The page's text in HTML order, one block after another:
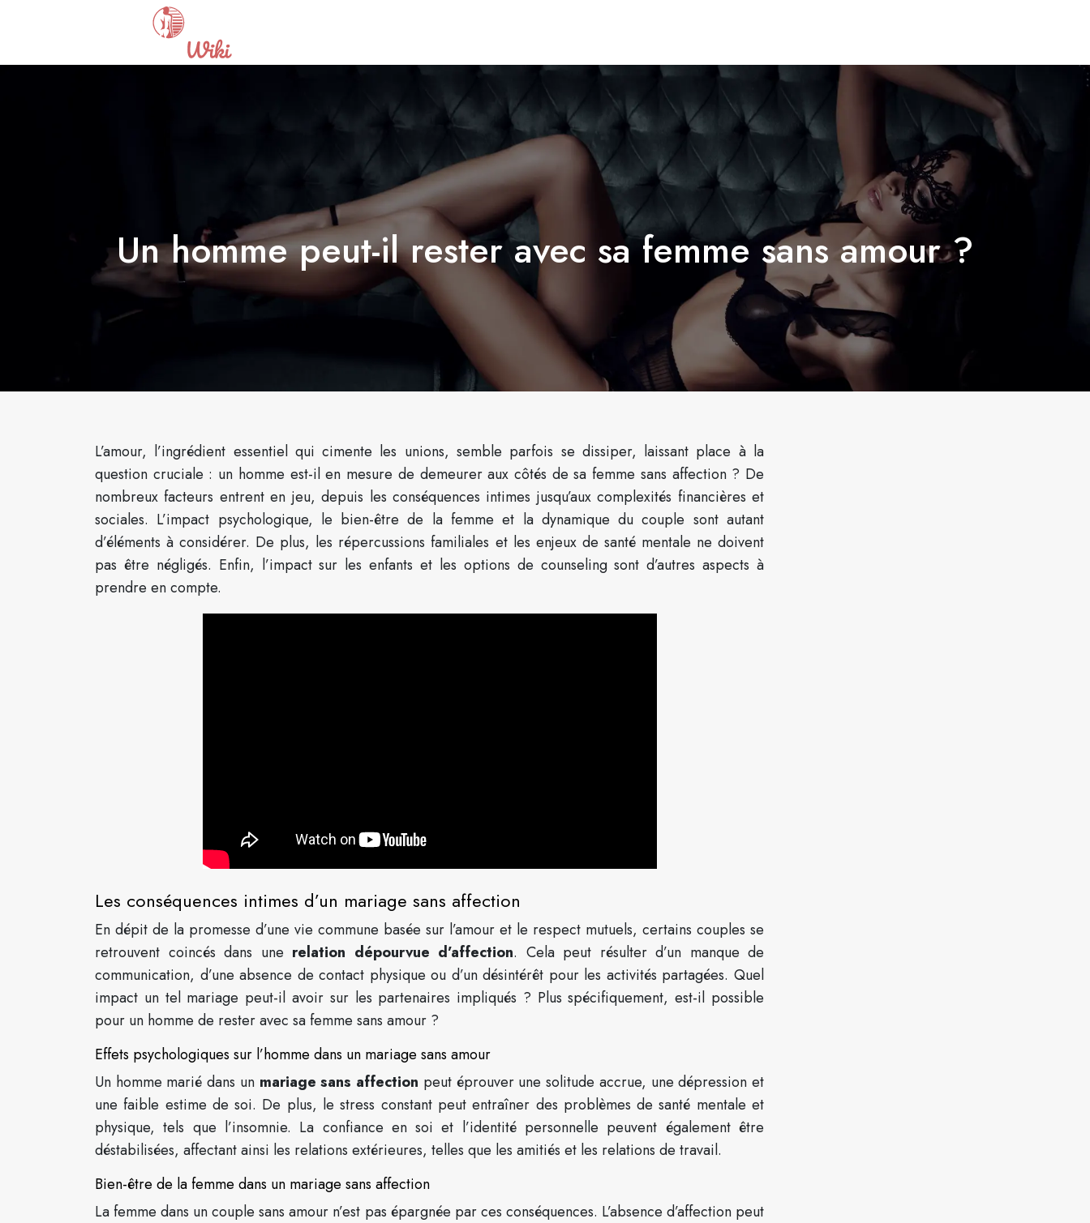
Un homme peut-il rester avec sa femme sans amour ?
L’amour, l’ingrédient essentiel qui cimente les unions, semble parfois se dissiper, laissant place à la
question cruciale : un homme est-il en mesure de demeurer aux côtés de sa femme sans affection ? De
nombreux facteurs entrent en jeu, depuis les conséquences intimes jusqu’aux complexités financières et
sociales. L’impact psychologique, le bien-être de la femme et la dynamique du couple sont autant
d’éléments à considérer. De plus, les répercussions familiales et les enjeux de santé mentale ne doivent
pas être négligés. Enfin, l’impact sur les enfants et les options de counseling sont d’autres aspects à
prendre en compte.
Les conséquences intimes d’un mariage sans affection
En dépit de la promesse d’une vie commune basée sur l’amour et le respect mutuels, certains couples se
retrouvent coincés dans une relation dépourvue d’affection. Cela peut résulter d’un manque de
communication, d’une absence de contact physique ou d’un désintérêt pour les activités partagées. Quel
impact un tel mariage peut-il avoir sur les partenaires impliqués ? Plus spécifiquement, est-il possible
pour un homme de rester avec sa femme sans amour ?
Effets psychologiques sur l’homme dans un mariage sans amour
Un homme marié dans un mariage sans affection peut éprouver une solitude accrue, une dépression et
une faible estime de soi. De plus, le stress constant peut entraîner des problèmes de santé mentale et
physique, tels que l’insomnie. La confiance en soi et l’identité personnelle peuvent également être
déstabilisées, affectant ainsi les relations extérieures, telles que les amitiés et les relations de travail.
Bien-être de la femme dans un mariage sans affection
La femme dans un couple sans amour n’est pas épargnée par ces conséquences. L’absence d’affection peut